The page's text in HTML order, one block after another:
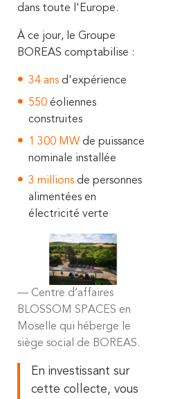
dans toute l'Europe.
À ce jour, le Groupe
BOREAS comptabilise :
34 ans d'expérience
550 éoliennes
construites
1 300 MW de puissance
nominale installée
3 millions de personnes
alimentées en
électricité verte
Centre d’affaires
BLOSSOM SPACES en
Moselle qui héberge le
siège social de BOREAS.
En investissant sur
cette collecte, vous